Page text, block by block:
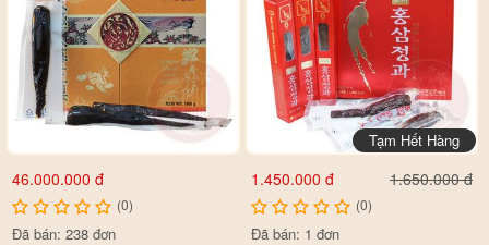
46.000.000 đ
(0)
Đã bán: 238 đơn
Tạm Hết Hàng
1.450.000 đ 1.650.000 đ
(0)
Đã bán: 1 đơn